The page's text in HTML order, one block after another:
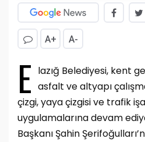
A+ A-
E lazığ Belediyesi, kent
asfalt ve altyapı
çizgi, yaya çizgisi ve trafik
uygulamalarına devam
Başkanı Şahin